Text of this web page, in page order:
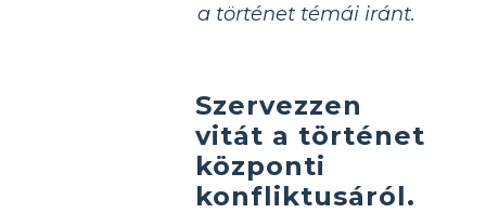
a történet témái iránt.
Szervezzen
vitát a történet
központi
konfliktusáról.